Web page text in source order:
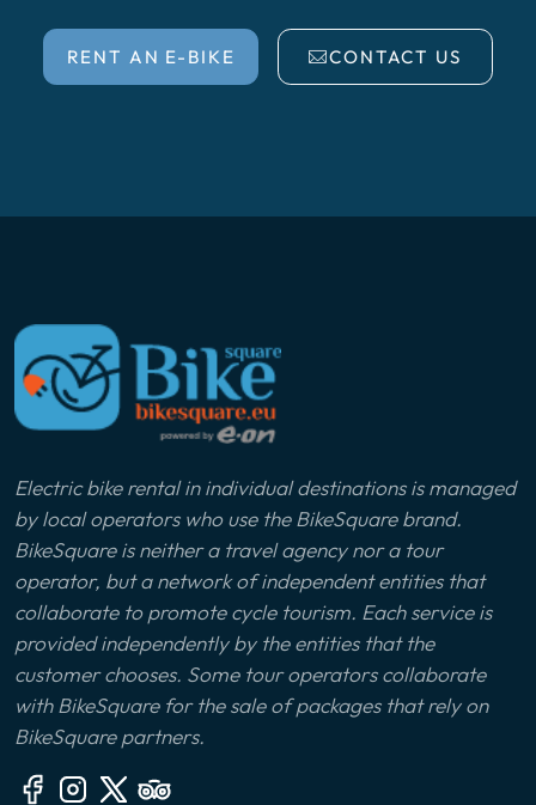
RENT AN E-BIKE CONTACT US
Electric bike rental in individual destinations is managed
by local operators who use the BikeSquare brand.
BikeSquare is neither a travel agency nor a tour
operator, but a network of independent entities that
collaborate to promote cycle tourism. Each service is
provided independently by the entities that the
customer chooses. Some tour operators collaborate
with BikeSquare for the sale of packages that rely on
BikeSquare partners.